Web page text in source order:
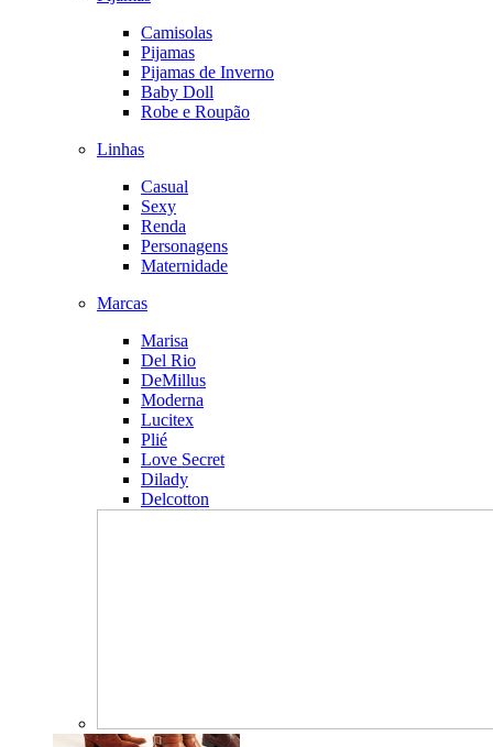
Camisolas
Pijamas
Pijamas de Inverno
Baby Doll
Robe e Roupão
Linhas
Casual
Sexy
Renda
Personagens
Maternidade
Marcas
Marisa
Del Rio
DeMillus
Moderna
Lucitex
Plié
Love Secret
Dilady
Delcotton